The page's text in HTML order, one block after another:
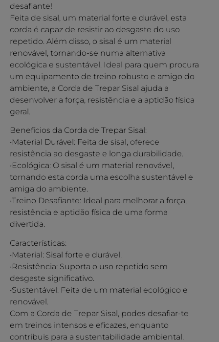
desafiante!
Feita de sisal, um material forte e durável, esta
corda é capaz de resistir ao desgaste do uso
repetido. Além disso, o sisal é um material
renovável, tornando-se numa alternativa
ecológica e sustentável. Ideal para quem procura
um equipamento de treino robusto e amigo do
ambiente, a Corda de Trepar Sisal ajuda a
desenvolver a força, resistência e a aptidão física
geral.
Benefícios da Corda de Trepar Sisal:
•Material Durável: Feita de sisal, oferece
resistência ao desgaste e longa durabilidade.
•Ecológica: O sisal é um material renovável,
tornando esta corda uma escolha sustentável e
amiga do ambiente.
•Treino Desafiante: Ideal para melhorar a força,
resistência e aptidão física de uma forma
divertida.
Características:
•Material: Sisal forte e durável.
•Resistência: Suporta o uso repetido sem
desgaste significativo.
•Sustentável: Feita de um material ecológico e
renovável.
Com a Corda de Trepar Sisal, podes desafiar-te
em treinos intensos e eficazes, enquanto
contribuis para a sustentabilidade ambiental.